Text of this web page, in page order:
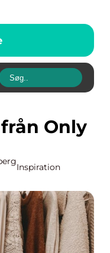
från Only
Inspiration